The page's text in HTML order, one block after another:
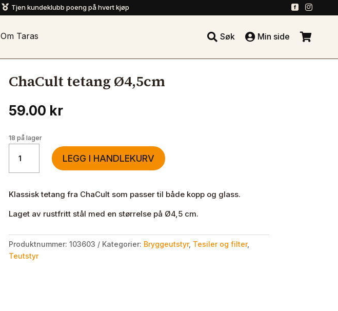
 Tjen kundeklubb poeng på hvert kjøp  
Om Taras  Søk  Min side 
ChaCult tetang Ø4,5cm
59.00 kr
18 på lager
tetang
Ø4,5cm
LEGG I HANDLEKURV
Klassisk tetang fra ChaCult som passer til både kopp og glass.
Laget av rustfritt stål med en størrelse på Ø4,5 cm.
Produktnummer: 103603 Kategorier: Bryggeutstyr, Tesiler og filter,
Teutstyr